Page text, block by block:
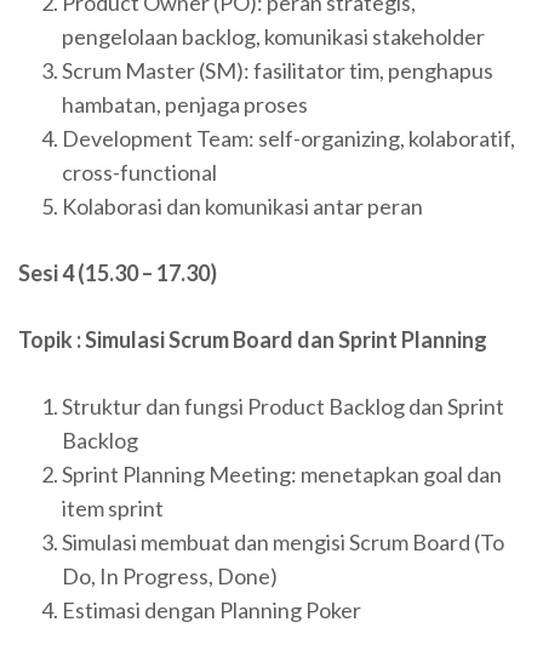
pengelolaan backlog, komunikasi stakeholder
Scrum Master (SM): fasilitator tim, penghapus
hambatan, penjaga proses
Development Team: self-organizing, kolaboratif,
cross-functional
Kolaborasi dan komunikasi antar peran
Sesi 4 (15.30 – 17.30)
Topik : Simulasi Scrum Board dan Sprint Planning
Struktur dan fungsi Product Backlog dan Sprint
Backlog
Sprint Planning Meeting: menetapkan goal dan
item sprint
Simulasi membuat dan mengisi Scrum Board (To
Do, In Progress, Done)
Estimasi dengan Planning Poker